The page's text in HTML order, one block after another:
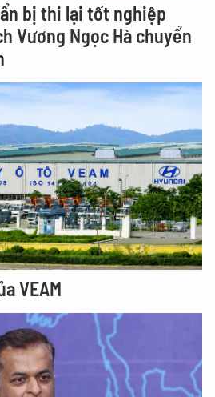
bị thi lại tốt nghiệp
Vương Ngọc Hà chuyển
VEAM